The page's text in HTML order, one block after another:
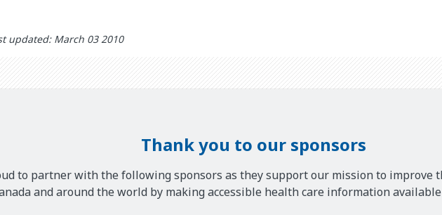
updated: March 03 2010
Thank you to our sponsors
to partner with the following sponsors as they support our mission to improve
and around the world by making accessible health care information